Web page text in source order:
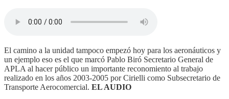
El camino a la unidad tampoco empezó hoy para los aeronáuticos y
un ejemplo eso es el que marcó Pablo Biró Secretario General de
APLA al hacer público un importante reconomiento al trabajo
realizado en los años 2003-2005 por Cirielli como Subsecretario de
Transporte Aerocomercial. EL AUDIO